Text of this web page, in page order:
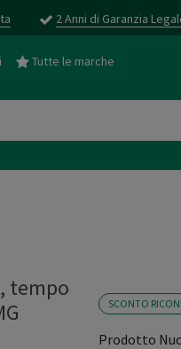
2 Anni di Garanzia
Tutte le marche
tempo
SCONTO
Prodotto